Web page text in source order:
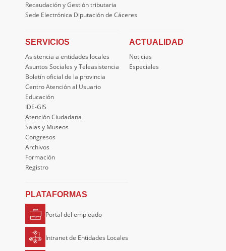
Recaudación y Gestión tributaria
Sede Electrónica Diputación de Cáceres
SERVICIOS
Asistencia a entidades locales
Asuntos Sociales y Teleasistencia
Boletín oficial de la provincia
Centro Atención al Usuario
Educación
IDE-GIS
Atención Ciudadana
Salas y Museos
Congresos
Archivos
Formación
Registro
ACTUALIDAD
Noticias
Especiales
PLATAFORMAS
Portal del empleado
Intranet de Entidades Locales